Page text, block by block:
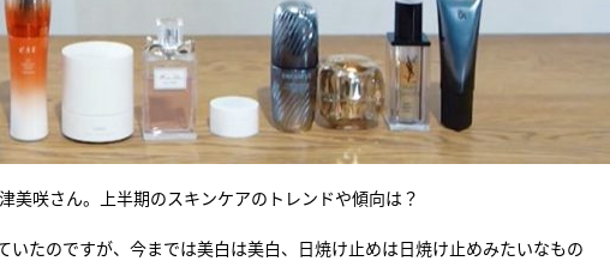
美咲さん。上半期のスキンケアのトレンドや傾向は？
いたのですが、今までは美白は美白、日焼け止めは日焼け止めみたいなもの